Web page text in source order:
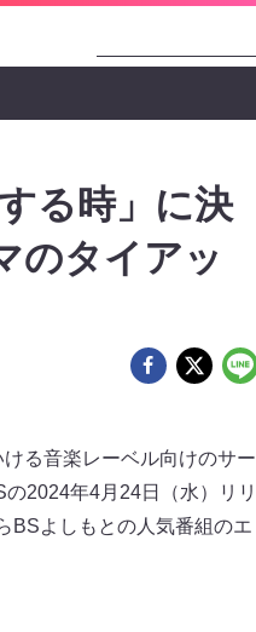
る時」に決
のタイアッ
る音楽レーベル向けのサー
2024年4月24日（水）リリ
BSよしもとの人気番組のエ